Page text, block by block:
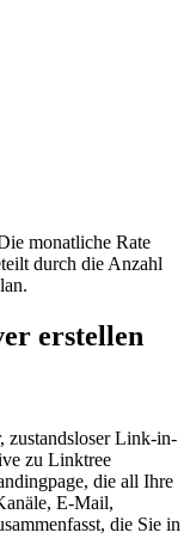
monatliche Rate
durch die Anzahl
erstellen
zustandsloser Link-in-
zu Linktree
die all Ihre
E-Mail,
die Sie in